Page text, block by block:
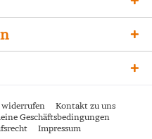
widerrufen
Kontakt zu uns
Geschäftsbedingungen
Impressum